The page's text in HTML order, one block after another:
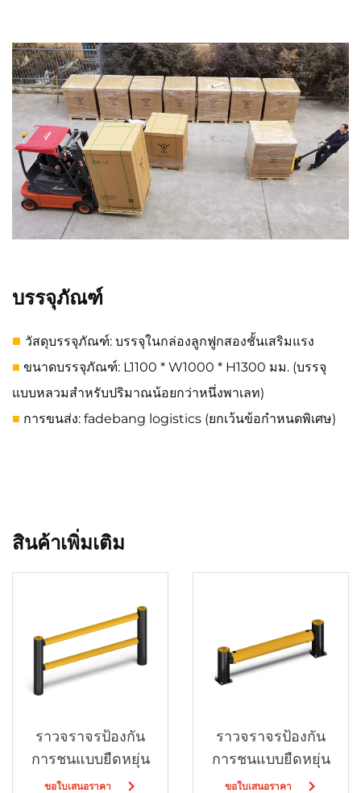
บรรจุภัณฑ์
■ วัสดุบรรจุภัณฑ์: บรรจุในกล่องลูกฟูกสองชั้นเสริมแรง
■ ขนาดบรรจุภัณฑ์: L1100 * W1000 * H1300 มม. (บรรจุ
แบบหลวมสำหรับปริมาณน้อยกว่าหนึ่งพาเลท)
■ การขนส่ง: fadebang logistics (ยกเว้นข้อกำหนดพิเศษ)
สินค้าเพิ่มเติม
ราวจราจรป้องกัน
การชนแบบยืดหยุ่น
ขอใบเสนอราคา
ราวจราจรป้องกัน
การชนแบบยืดหยุ่น
ขอใบเสนอราคา